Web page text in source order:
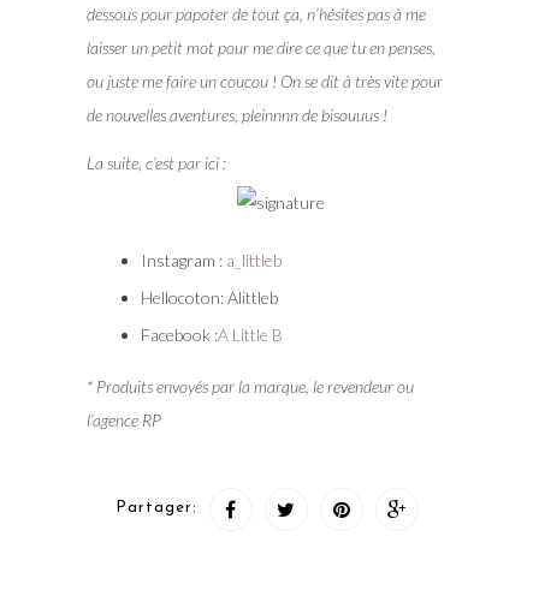
dessous pour papoter de tout ça, n’hésites pas à me
laisser un petit mot pour me dire ce que tu en penses,
ou juste me faire un coucou ! On se dit à très vite pour
de nouvelles aventures, pleinnnn de bisouuus !
La suite, c’est par ici :
Instagram : a_littleb
Hellocoton: Alittleb
Facebook :A Little B
* Produits envoyés par la marque, le revendeur ou
l’agence RP
Partager: